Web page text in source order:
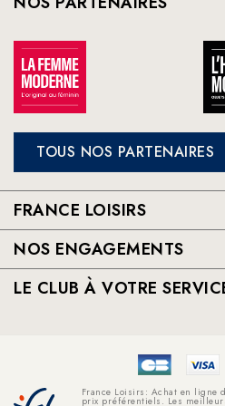
TOUS NOS PARTENAIRES
FRANCE LOISIRS
NOS ENGAGEMENTS
LE CLUB À VOTRE
France Loisirs: Achat en ligne
prix préférentiels. Les